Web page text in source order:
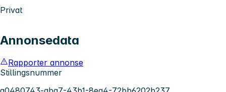
Privat
Annonsedata
Rapporter annonse
Stillingsnummer